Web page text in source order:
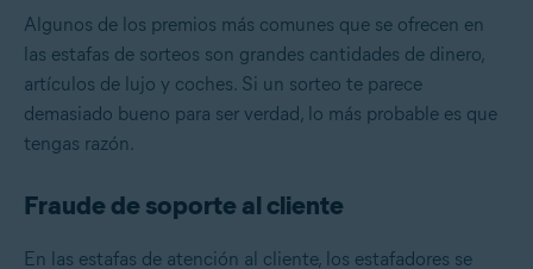
Algunos de los premios más comunes que se ofrecen en
las estafas de sorteos son grandes cantidades de dinero,
artículos de lujo y coches. Si un sorteo te parece
demasiado bueno para ser verdad, lo más probable es que
tengas razón.
Fraude de soporte al cliente
En las estafas de atención al cliente, los estafadores se